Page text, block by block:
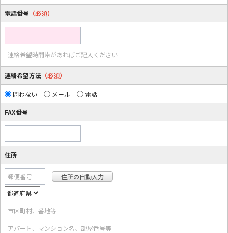
電話番号 （必須）
連絡希望時間帯があればご記入ください
連絡希望方法 （必須）
問わない メール 電話
FAX番号
住所
郵便番号
市区町村、番地等
アパート、マンション名、部屋番号等